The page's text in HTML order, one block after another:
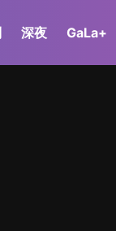
深夜 GaLa+